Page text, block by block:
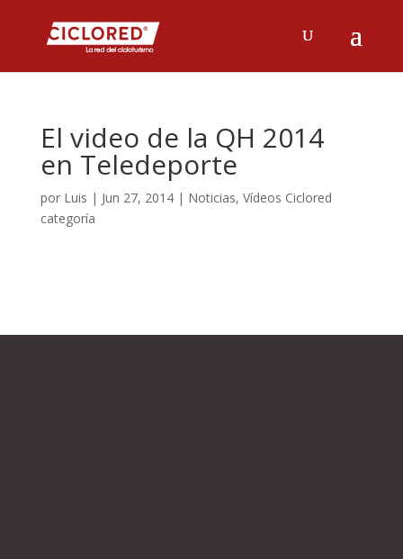
El video de la QH 2014
en Teledeporte
por Luis | Jun 27, 2014| Noticias, Vídeos Ciclored
categoría